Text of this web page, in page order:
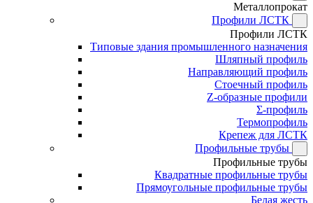
Металлопрокат
Профили ЛСТК
Профили ЛСТК
Типовые здания промышленного назначения
Шляпный профиль
Направляющий профиль
Стоечный профиль
Z-образные профили
Σ-профиль
Термопрофиль
Крепеж для ЛСТК
Профильные трубы
Профильные трубы
Квадратные профильные трубы
Прямоугольные профильные трубы
Белая жесть